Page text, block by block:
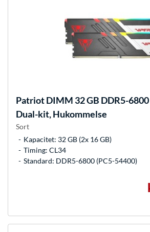
PatriotDIMM 32 GB DDR5-6800
Dual-kit, Hukommelse
Sort
Kapacitet: 32 GB (2x 16 GB)
Timing: CL34
Standard: DDR5-6800 (PC5-54400)